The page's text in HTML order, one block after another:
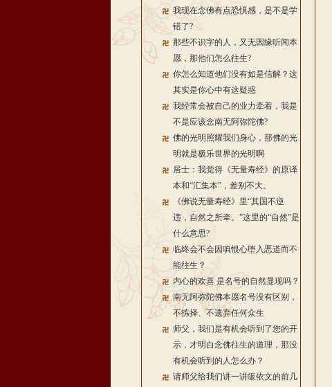
我现在念佛有点恐惧感，是不是学
错了?
那些不识字的人，又无因缘听闻本
愿，那他们怎么往生?
你怎么知道他们没有如是信解？这
其实是你心中有这疑惑
我经常会被自己的业力牵着，我是
不是应该念南无阿弥陀佛?
佛的光明照耀我们身心，那佛的光
明就是极乐世界的光明啊
居士：我觉得《无量寿经》的原译
本和“汇集本”，差别不大。
《佛说无量寿经》里“其国不逆
违，自然之所牵。”这里的“自然”是
什么意思?
临终会不会因嗔恨心堕入恶道而不
能往生？
内心的欢喜 是名号的自然显现吗？
南无阿弥陀佛本愿名号没有区别，
不拣择、不遗弃任何众生
师父，我们是有机会听到了您的开
示，才明白念佛往生的道理，那没
有机会听到的人怎么办？
请师父给我们讲一讲皈依文的前几